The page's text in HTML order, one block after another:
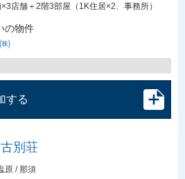
店舗＋2階3部屋（1K住居×2、事務所）
の物件
する
別荘
原 / 那須